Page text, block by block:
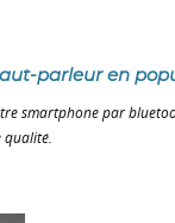
parleur en
smartphone par
qualité.